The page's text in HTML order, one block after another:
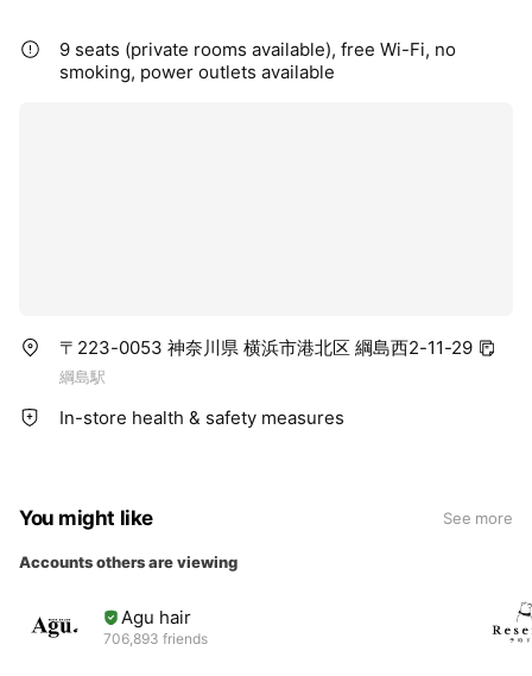
9 seats (private rooms available), free Wi-Fi, no
smoking, power outlets available
〒223-0053 神奈川県 横浜市港北区 綱島西2-11-29
綱島駅
In-store health & safety measures
You might like See more
Accounts others are viewing
Agu hair
706,893 friends